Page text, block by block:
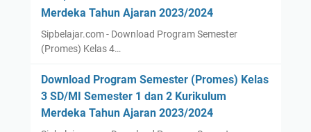
Merdeka Tahun Ajaran 2023/2024
Sipbelajar.com - Download Program Semester
(Promes) Kelas 4…
Download Program Semester (Promes) Kelas
3 SD/MI Semester 1 dan 2 Kurikulum
Merdeka Tahun Ajaran 2023/2024